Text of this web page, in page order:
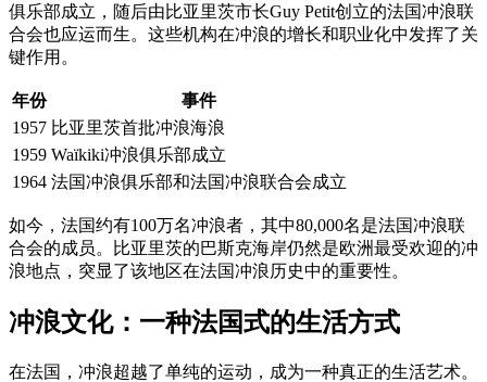
俱乐部成立，随后由比亚里茨市长Guy Petit创立的法国冲浪联
合会也应运而生。这些机构在冲浪的增长和职业化中发挥了关
键作用。
年份
事件
1957 比亚里茨首批冲浪海浪
1959 Waïkiki冲浪俱乐部成立
1964 法国冲浪俱乐部和法国冲浪联合会成立
如今，法国约有100万名冲浪者，其中80,000名是法国冲浪联
合会的成员。比亚里茨的巴斯克海岸仍然是欧洲最受欢迎的冲
浪地点，突显了该地区在法国冲浪历史中的重要性。
冲浪文化：一种法国式的生活方式
在法国，冲浪超越了单纯的运动，成为一种真正的生活艺术。